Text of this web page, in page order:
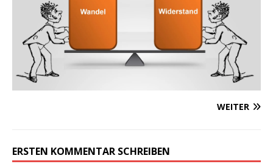
WEITER
ERSTEN KOMMENTAR SCHREIBEN